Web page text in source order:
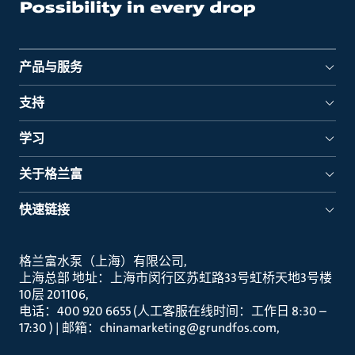
产品与服务
支持
学习
关于格兰富
快速链接
格兰富水泵（上海）有限公司
上海总部 地址：上海市闵行区苏虹路33号虹桥天地3号楼
10层 201106
电话：400 920 6655 (人工客服在线时间：工作日 8:30 –
17:30 ) | 邮箱：chinamarketing@grundfos.com